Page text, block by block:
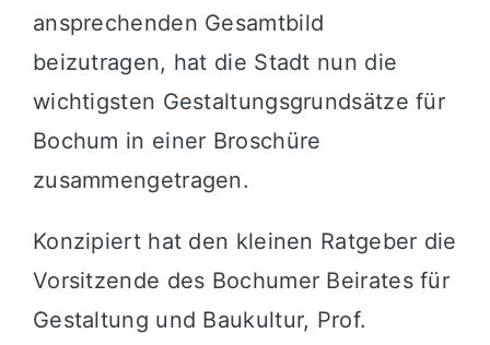
ansprechenden Gesamtbild
beizutragen, hat die Stadt nun die
wichtigsten Gestaltungsgrundsätze für
Bochum in einer Broschüre
zusammengetragen.
Konzipiert hat den kleinen Ratgeber die
Vorsitzende des Bochumer Beirates für
Gestaltung und Baukultur, Prof.